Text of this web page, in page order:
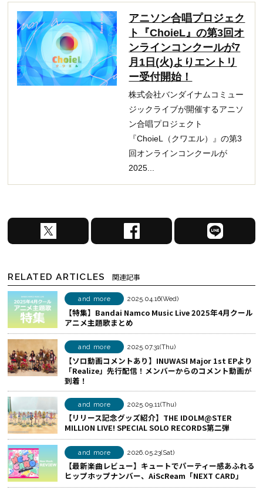
アニソン合唱プロジェク
ト『ChoieL』の第3回オ
ンラインコンクールが7
月1日(火)よりエントリ
ー受付開始！
株式会社バンダイナムコミュー
ジックライブが開催するアニソ
ン合唱プロジェクト
『ChoieL（クワエル）』の第3
回オンラインコンクールが
2025...
X
で
ア
る
F
a
b
o
k
で
シ
ェ
す
る
L
I
シ
ェ
RELATED ARTICLES 関連記事
and more 2025.04.16(Wed)
【特集】Bandai Namco Music Live 2025年4月クール
アニメ主題歌まとめ
and more 2025.07.31(Thu)
【ソロ動画コメントあり】INUWASI Major 1st EPより
「Realize」先行配信！メンバーからのコメント動画が
到着！
and more 2025.09.11(Thu)
【リリース記念グッズ紹介】THE IDOLM@STER
MILLION LIVE! SPECIAL SOLO RECORDS第二弾
and more 2026.05.23(Sat)
【最新楽曲レビュー】キュートでパーティー感あふれる
ヒップホップナンバー、AiScReam「NEXT CARD」